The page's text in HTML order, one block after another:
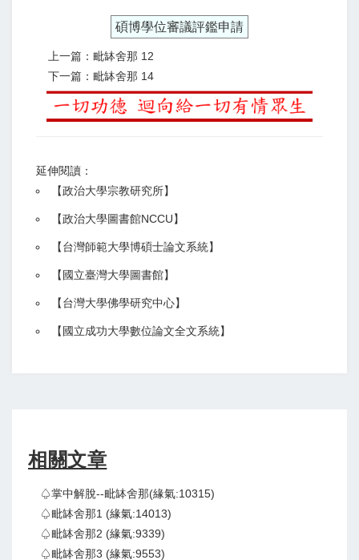
碩博學位審議評鑑申請
上一篇：毗缽舍那 12
下一篇：毗缽舍那 14
延伸閱讀：
【政治大學宗教研究所】
【政治大學圖書館NCCU】
【台灣師範大學博碩士論文系統】
【 國立臺灣大學圖書館】
【台灣大學佛學研究中心】
【 國立成功大學數位論文全文系統】
相關文章
♤掌中解脫--毗缽舍那(緣氣:10315)
♤毗缽舍那1 (緣氣:14013)
♤毗缽舍那2 (緣氣:9339)
♤毗缽舍那3 (緣氣:9553)